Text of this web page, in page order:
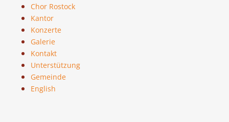
Chor Rostock
Kantor
Konzerte
Galerie
Kontakt
Unterstützung
Gemeinde
English